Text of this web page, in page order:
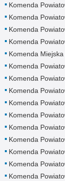
Komenda
Komenda
Komenda
Komenda
Komenda
Komenda
Komenda
Komenda
Komenda
Komenda
Komenda
Komenda
Komenda
Komenda
Komenda